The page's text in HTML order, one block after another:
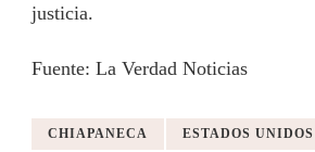
justicia.
Fuente: La Verdad Noticias
CHIAPANECA ESTADOS UNIDOS